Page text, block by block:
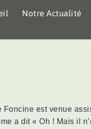
Notre Actualité
Foncine est venue
a dit « Oh ! Mais il